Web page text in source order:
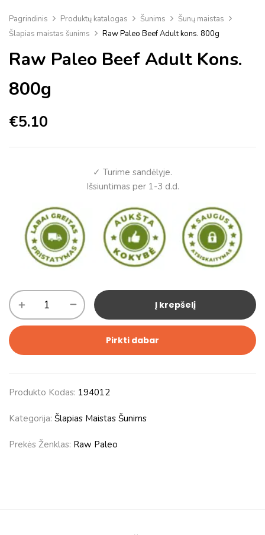
Pagrindinis Produktų katalogas Šunims
Šunų maistas
Šlapias maistas šunims
Raw Paleo Beef Adult kons. 800g
Raw Paleo Beef Adult Kons.
800g
€5.10
✓ Turime sandėlyje.
Išsiuntimas per 1-3 d.d.
Į krepšelį
Pirkti dabar
Produkto Kodas: 194012
Kategorija: Šlapias Maistas Šunims
Prekės Ženklas: Raw Paleo